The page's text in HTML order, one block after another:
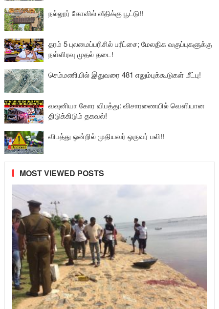
நல்லூர் கோவில் வீதிக்கு பூட்டு!!
தரம் 5 புலமைப்பரிசில் பரீட்சை; மேலதிக வகுப்புகளுக்கு
நள்ளிரவு முதல் தடை!
செம்மணியில் இதுவரை 481 எலும்புக்கூடுகள் மீட்பு!
வவுனியா கோர விபத்து: விசாரணையில் வௌியான
திடுக்கிடும் தகவல்!
விபத்து ஒன்றில் முதியவர் ஒருவர் பலி!!
MOST VIEWED POSTS